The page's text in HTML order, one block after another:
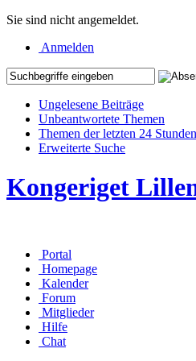
Sie sind nicht angemeldet.
Anmelden
Ungelesene Beiträge
Unbeantwortete Themen
Themen der letzten 24 Stunden
Erweiterte Suche
Kongeriget
Portal
Homepage
Kalender
Forum
Mitglieder
Hilfe
Chat